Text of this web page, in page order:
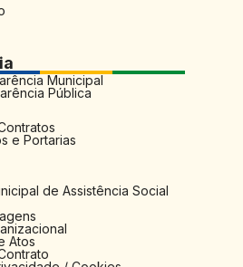
Municipal
Pública
e Portarias
de Assistência Social
Atos